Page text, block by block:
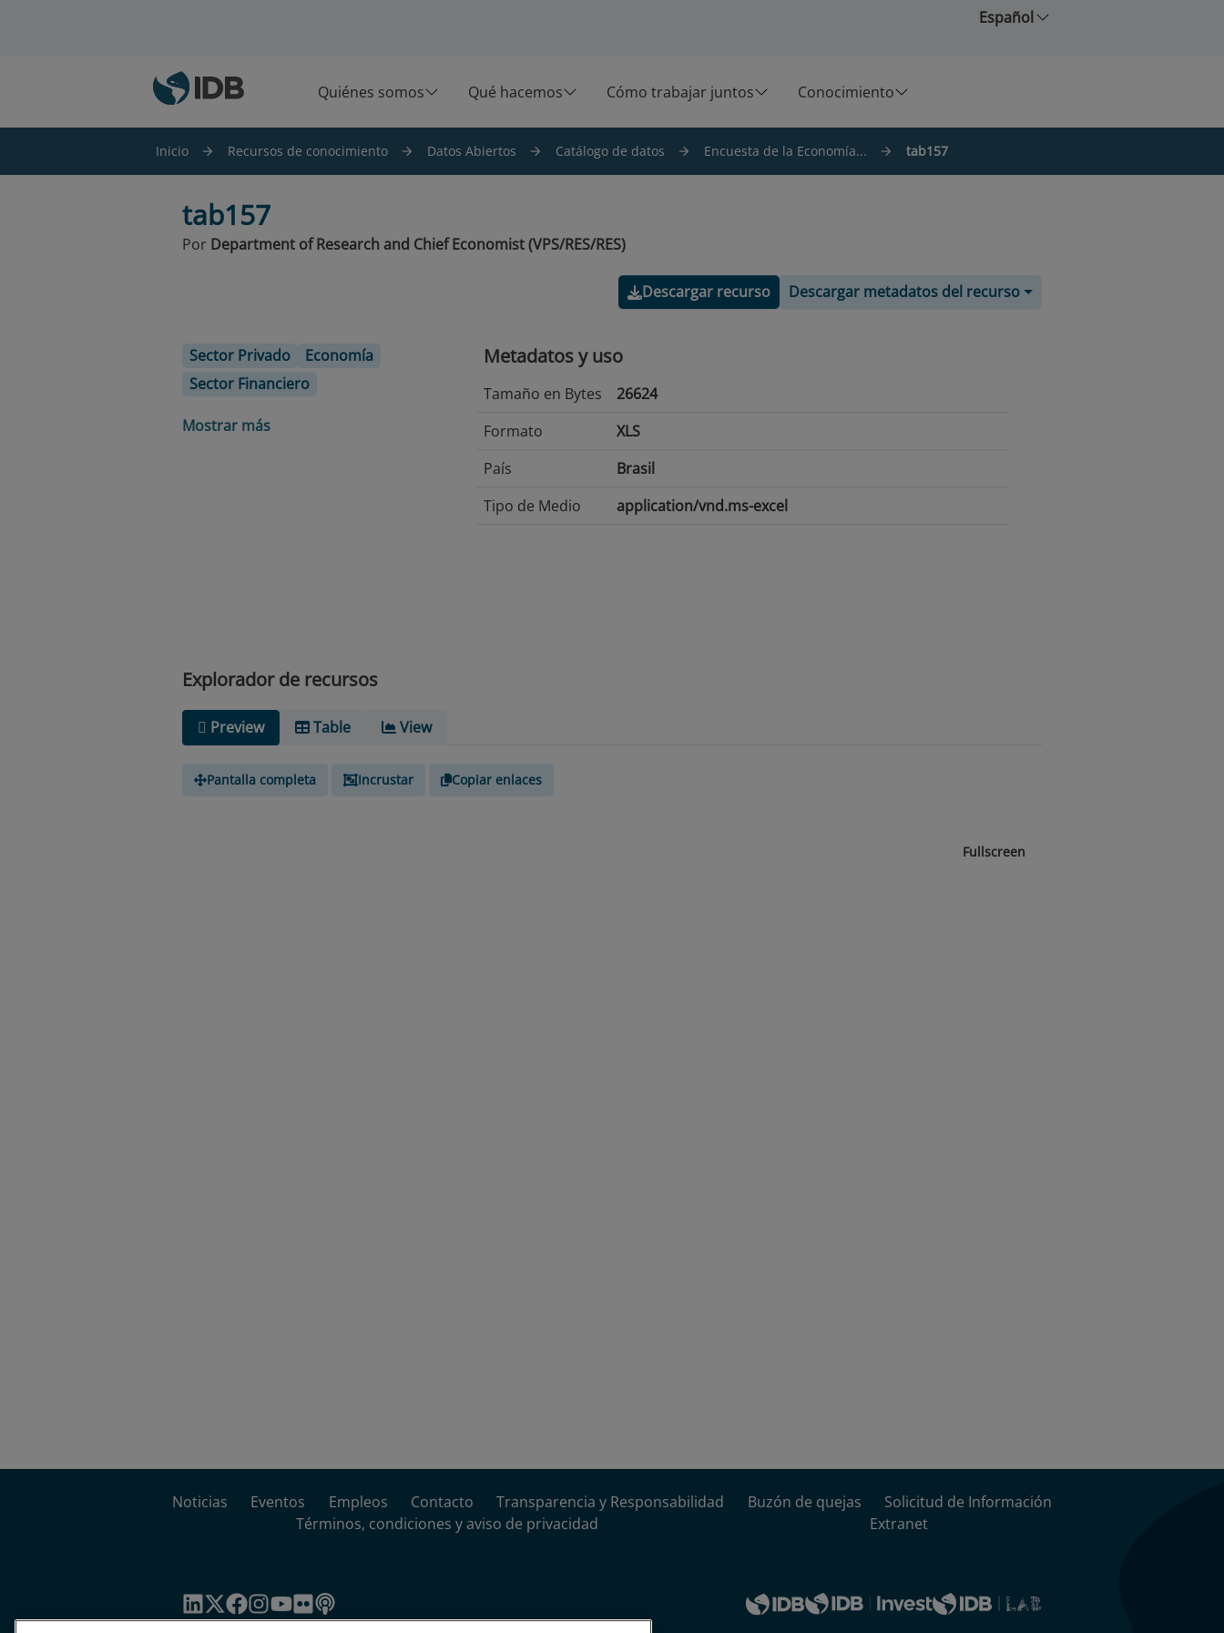
Español
Quiénes somos Qué hacemos Cómo trabajar juntos Conocimiento
Inicio Recursos de conocimiento Datos Abiertos Catálogo de datos Encuesta de la Economía... tab157
tab157
Por Department of Research and Chief Economist (VPS/RES/RES)
Descargar recurso Descargar metadatos del recurso
Sector Privado
Economía
Sector Financiero
Mostrar más
Metadatos y uso
Tamaño en Bytes
26624
Formato
XLS
País
Brasil
Tipo de Medio
application/vnd.ms-excel
Explorador de recursos
Preview Table View
Pantalla completa Incrustar Copiar enlaces
Fullscreen
Noticias Eventos Empleos Contacto Transparencia y Responsabilidad Buzón de quejas
Solicitud de Información
Términos, condiciones y aviso de privacidad
Extranet